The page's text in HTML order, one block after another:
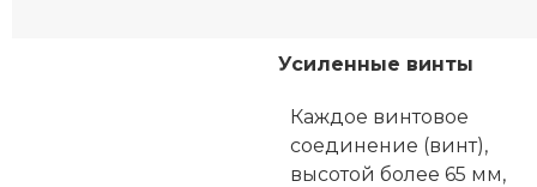
Усиленные винты
Каждое винтовое
соединение (винт),
высотой более 65 мм,